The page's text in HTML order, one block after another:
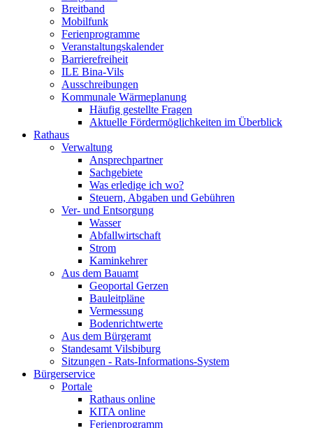
Breitband
Mobilfunk
Ferienprogramme
Veranstaltungskalender
Barrierefreiheit
ILE Bina-Vils
Ausschreibungen
Kommunale Wärmeplanung
Häufig gestellte Fragen
Aktuelle Fördermöglichkeiten im Überblick
Rathaus
Verwaltung
Ansprechpartner
Sachgebiete
Was erledige ich wo?
Steuern, Abgaben und Gebühren
Ver- und Entsorgung
Wasser
Abfallwirtschaft
Strom
Kaminkehrer
Aus dem Bauamt
Geoportal Gerzen
Bauleitpläne
Vermessung
Bodenrichtwerte
Aus dem Bürgeramt
Standesamt Vilsbiburg
Sitzungen - Rats-Informations-System
Bürgerservice
Portale
Rathaus online
KITA online
Ferienprogramm